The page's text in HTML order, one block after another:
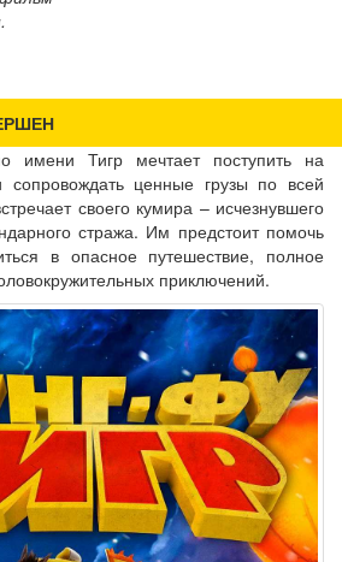
имени Тигр мечтает поступить на
ценные грузы по всей
своего кумира – исчезнувшего
стража. Им предстоит помочь
в опасное путешествие, полное
приключений.